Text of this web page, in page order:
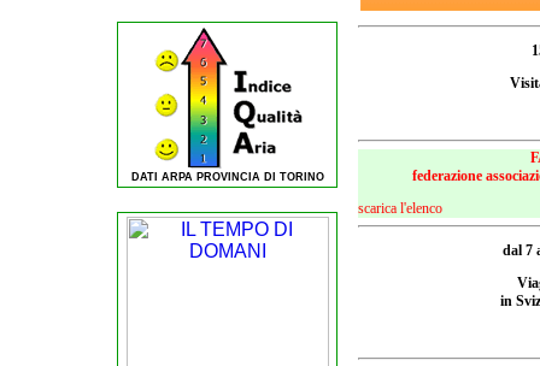
DATI ARPA PROVINCIA DI TORINO
federazione
scarica l'elenco
dal 7
in